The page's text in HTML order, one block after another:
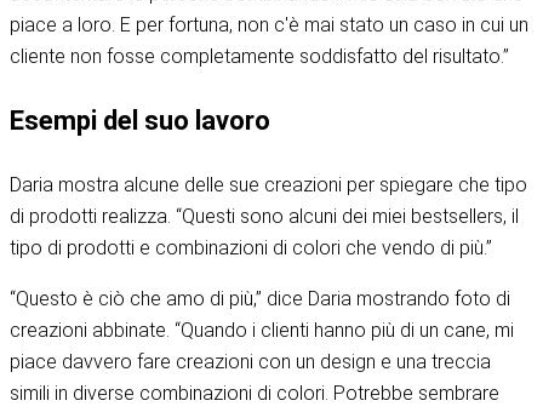
piace a loro. E per fortuna, non c'è mai stato un caso in cui un
cliente non fosse completamente soddisfatto del risultato.”
Esempi del suo lavoro
Daria mostra alcune delle sue creazioni per spiegare che tipo
di prodotti realizza. “Questi sono alcuni dei miei bestsellers, il
tipo di prodotti e combinazioni di colori che vendo di più.”
“Questo è ciò che amo di più,” dice Daria mostrando foto di
creazioni abbinate. “Quando i clienti hanno più di un cane, mi
piace davvero fare creazioni con un design e una treccia
simili in diverse combinazioni di colori. Potrebbe sembrare